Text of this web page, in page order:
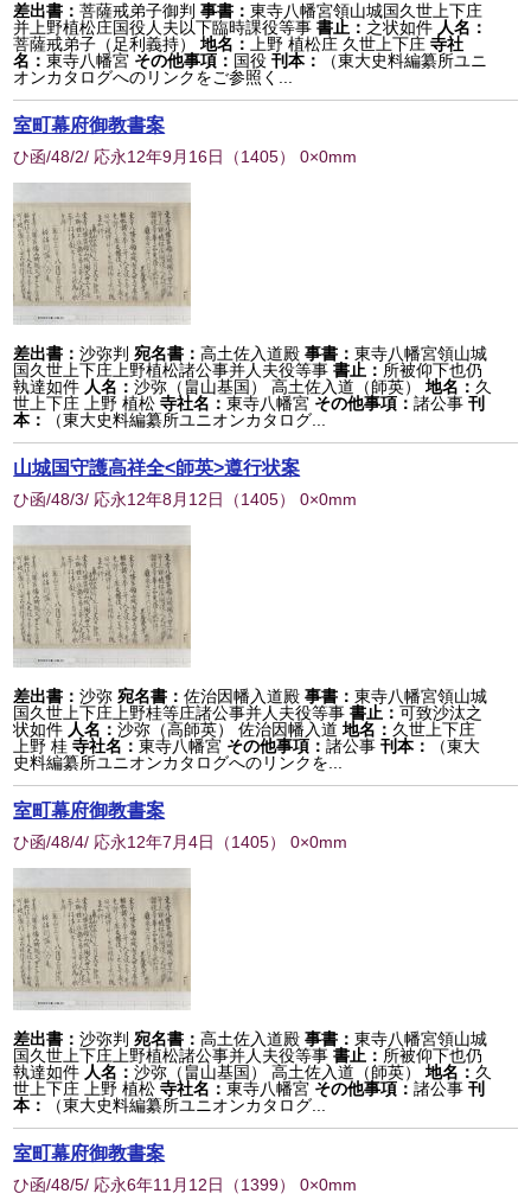
差出書：菩薩戒弟子御判 事書：東寺八幡宮領山城国久世上下庄
并上野植松庄国役人夫以下臨時課役等事書止： 之状如件 人名：
菩薩戒弟子（足利義持）
地名： 上野 植松庄 久世上下庄 寺社
名：東寺八幡宮 その他事項： 国役 刊本：
（東大史料編纂所ユニ
オンカタログへのリンクをご参照く...
室町幕府御教書案
ひ函/48/2/ 応永12年9月16日 （1405） 0×0mm
差出書：沙弥判 宛名書：高土佐入道殿 事書：東寺八幡宮領山城
国久世上下庄上野植松諸公事并人夫役等事書止： 所被仰下也仍
執達如件 人名：沙弥（畠山基国） 高土佐入道（師英） 地名： 久
世上下庄 上野 植松 寺社名：東寺八幡宮 その他事項：諸公事 刊
本：
（東大史料編纂所ユニオンカタログ...
山城国守護高祥全<師英>遵行状案
ひ函/48/3/ 応永12年8月12日 （1405） 0×0mm
差出書：沙弥 宛名書：佐治因幡入道殿 事書：東寺八幡宮領山城
国久世上下庄上野桂等庄諸公事并人夫役等事書止：可致沙汰之
状如件 人名：沙弥（高師英） 佐治因幡入道 地名： 久世上下庄
上野 桂 寺社名：東寺八幡宮 その他事項：諸公事 刊本：
（東大
史料編纂所ユニオンカタログへのリンクを...
室町幕府御教書案
ひ函/48/4/ 応永12年7月4日 （1405） 0×0mm
差出書：沙弥判 宛名書：高土佐入道殿 事書：東寺八幡宮領山城
国久世上下庄上野植松諸公事并人夫役等事書止： 所被仰下也仍
執達如件 人名：沙弥（畠山基国） 高土佐入道（師英） 地名： 久
世上下庄 上野 植松 寺社名：東寺八幡宮 その他事項：諸公事 刊
本：
（東大史料編纂所ユニオンカタログ...
室町幕府御教書案
ひ函/48/5/ 応永6年11月12日 （1399） 0×0mm